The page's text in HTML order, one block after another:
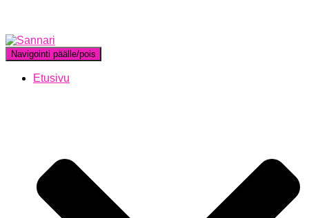
Navigointi päälle/pois
Etusivu